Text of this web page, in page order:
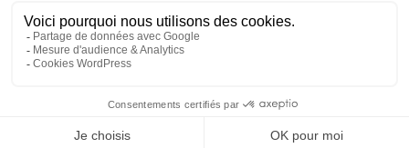
Contactez-nous-Mentions légales-CGV-Politique de
confidentialité-Gestion des cookies
Cedex 06